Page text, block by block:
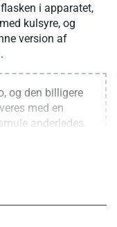
i apparatet,
kulsyre, og
version af
og den billigere
med en
anderledes.
såkaldt Push-